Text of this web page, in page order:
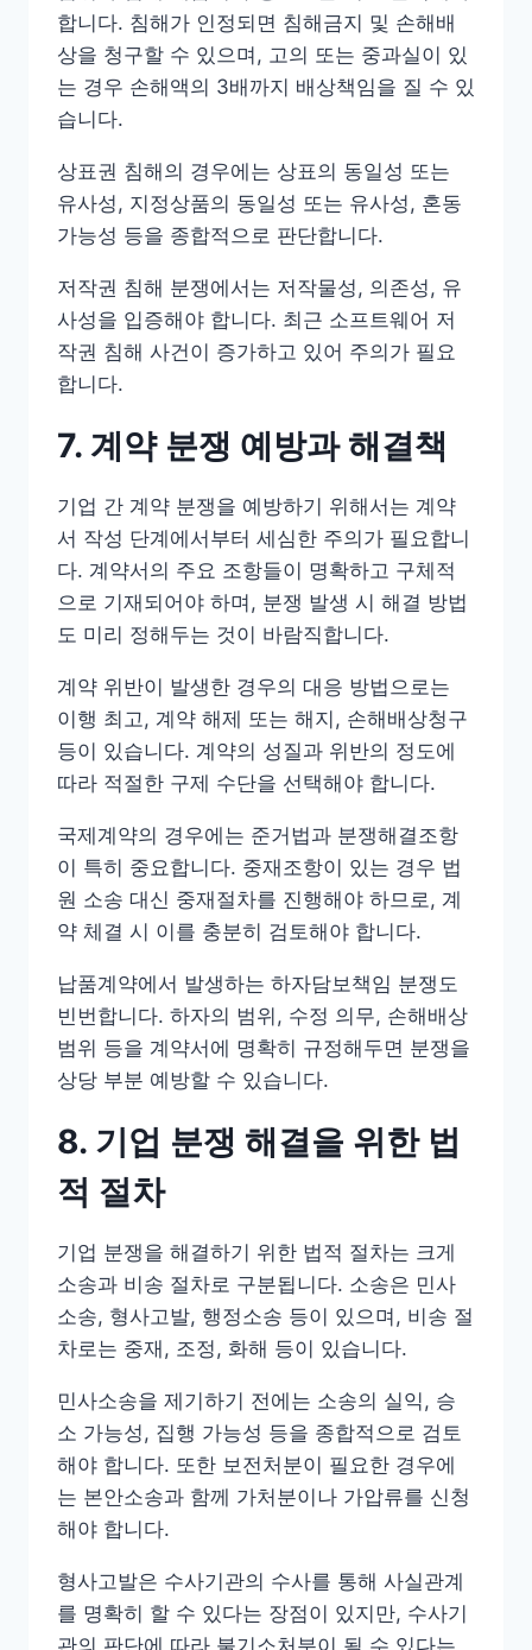
합니다. 침해가 인정되면 침해금지 및 손해배
상을 청구할 수 있으며, 고의 또는 중과실이 있
는 경우 손해액의 3배까지 배상책임을 질 수 있
습니다.
상표권 침해의 경우에는 상표의 동일성 또는
유사성, 지정상품의 동일성 또는 유사성, 혼동
가능성 등을 종합적으로 판단합니다.
저작권 침해 분쟁에서는 저작물성, 의존성, 유
사성을 입증해야 합니다. 최근 소프트웨어 저
작권 침해 사건이 증가하고 있어 주의가 필요
합니다.
7. 계약 분쟁 예방과 해결책
기업 간 계약 분쟁을 예방하기 위해서는 계약
서 작성 단계에서부터 세심한 주의가 필요합니
다. 계약서의 주요 조항들이 명확하고 구체적
으로 기재되어야 하며, 분쟁 발생 시 해결 방법
도 미리 정해두는 것이 바람직합니다.
계약 위반이 발생한 경우의 대응 방법으로는
이행 최고, 계약 해제 또는 해지, 손해배상청구
등이 있습니다. 계약의 성질과 위반의 정도에
따라 적절한 구제 수단을 선택해야 합니다.
국제계약의 경우에는 준거법과 분쟁해결조항
이 특히 중요합니다. 중재조항이 있는 경우 법
원 소송 대신 중재절차를 진행해야 하므로, 계
약 체결 시 이를 충분히 검토해야 합니다.
납품계약에서 발생하는 하자담보책임 분쟁도
빈번합니다. 하자의 범위, 수정 의무, 손해배상
범위 등을 계약서에 명확히 규정해두면 분쟁을
상당 부분 예방할 수 있습니다.
8. 기업 분쟁 해결을 위한 법
적 절차
기업 분쟁을 해결하기 위한 법적 절차는 크게
소송과 비송 절차로 구분됩니다. 소송은 민사
소송, 형사고발, 행정소송 등이 있으며, 비송 절
차로는 중재, 조정, 화해 등이 있습니다.
민사소송을 제기하기 전에는 소송의 실익, 승
소 가능성, 집행 가능성 등을 종합적으로 검토
해야 합니다. 또한 보전처분이 필요한 경우에
는 본안소송과 함께 가처분이나 가압류를 신청
해야 합니다.
형사고발은 수사기관의 수사를 통해 사실관계
를 명확히 할 수 있다는 장점이 있지만, 수사기